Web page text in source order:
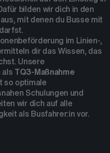
bilden wir dich in den
aus, mit denen du Busse mit
im Linien-,
dir das Wissen, das
Unsere
als TQ3-Maßnahme
so optimale
Schulungen und
wir dich auf alle
als Busfahrer:in vor.